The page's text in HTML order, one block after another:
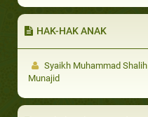
HAK-HAK ANAK
Syaikh Muhammad
Munajid